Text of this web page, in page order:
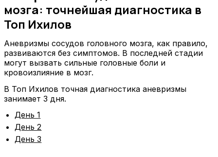
мозга: точнейшая диагностика в
Топ Ихилов
Аневризмы сосудов головного мозга, как правило,
развиваются без симптомов. В последней стадии
могут вызвать сильные головные боли и
кровоизлияние в мозг.
В Топ Ихилов точная диагностика аневризмы
занимает 3 дня.
День 1
День 2
День 3